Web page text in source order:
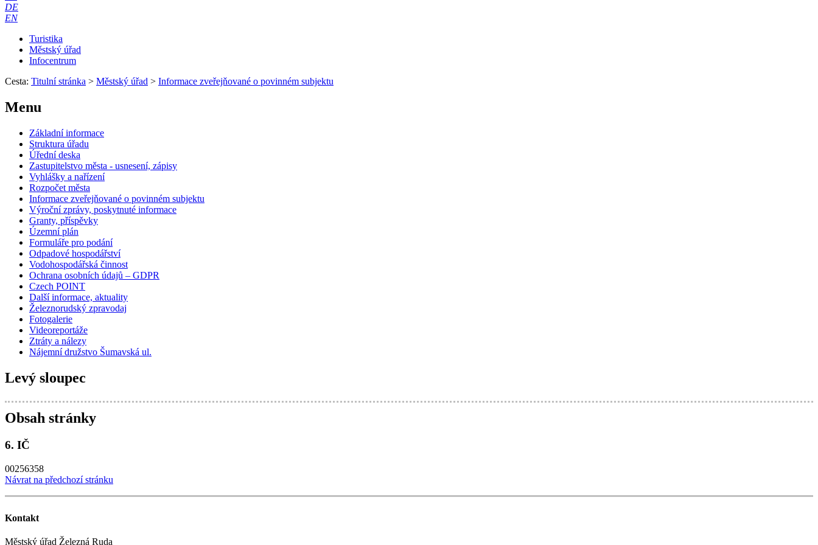
DE
EN
Turistika
Městský úřad
Infocentrum
Cesta: Titulní stránka > Městský úřad > Informace zveřejňované o povinném subjektu
Menu
Základní informace
Struktura úřadu
Úřední deska
Zastupitelstvo města - usnesení, zápisy
Vyhlášky a nařízení
Rozpočet města
Informace zveřejňované o povinném subjektu
Výroční zprávy, poskytnuté informace
Granty, příspěvky
Územní plán
Formuláře pro podání
Odpadové hospodářství
Vodohospodářská činnost
Ochrana osobních údajů – GDPR
Czech POINT
Další informace, aktuality
Železnorudský zpravodaj
Fotogalerie
Videoreportáže
Ztráty a nálezy
Nájemní družstvo Šumavská ul.
Levý sloupec
Obsah stránky
6. IČ
00256358
Návrat na předchozí stránku
Kontakt
Městský úřad Železná Ruda